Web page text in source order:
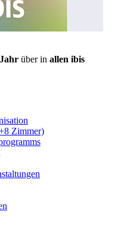
über in allen ibis
Zimmer)